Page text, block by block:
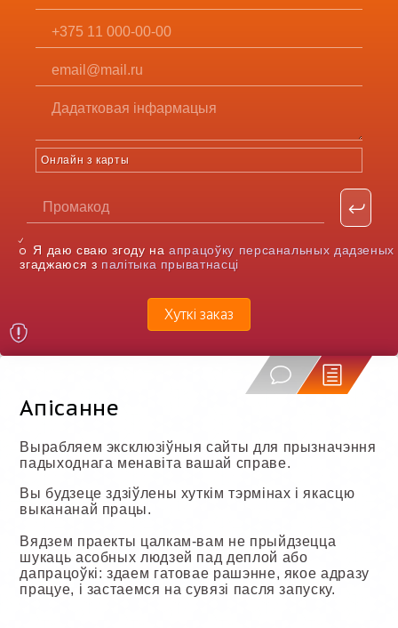
Онлайн з карты
Я даю сваю згоду наапрацоўку персанальных дадзеных
згаджаюся з палітыка прыватнасці
Хуткі заказ
Апісанне
Вырабляем эксклюзіўныя сайты для прызначэння
падыходнага менавіта вашай справе.
Вы будзеце здзіўлены хуткім тэрмінах і якасцю
выкананай працы.
Вядзем праекты цалкам-вам не прыйдзецца
шукаць асобных людзей пад деплой або
дапрацоўкі: здаем гатовае рашэнне, якое адразу
працуе, і застаемся на сувязі пасля запуску.